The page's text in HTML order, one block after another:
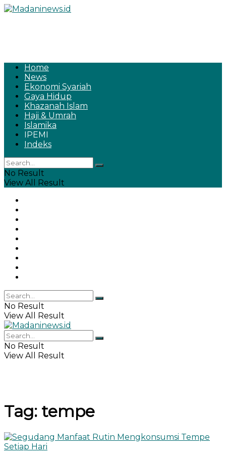
Home
News
Ekonomi Syariah
Gaya Hidup
Khazanah Islam
Haji & Umrah
Islamika
IPEMI
Indeks
No Result
View All Result
No Result
View All Result
No Result
View All Result
Tag: tempe